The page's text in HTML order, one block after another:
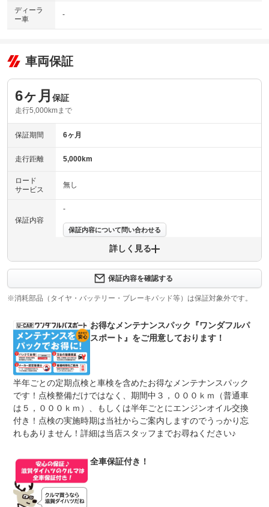
ディーラ
ー車
-
車両保証
6ヶ月 保証
走行5,000kmまで
保証期間 6ヶ月
走行距離 5,000km
ロード
サービス
無し
保証内容
-
保証内容について問い合わせる
保証項目
新車メーカー保証に準じた保証（エンジン・エアコン・ト
ランスミッション他）を６か月間（走行距離５，０００ｋ
ｍ以内）無償で受けられます。
上限金額
保証期間中の修理費用累計（税込み）が、車両販売価格
（税込み）の金額までとなります。
免責金
無し
万一の修理故障の場合、修理対応に対しての費用は必要あ
りません。（保証対象外となる項目に関しては、ご負担を
いただく場合がございます。詳しくはスタッフまでお問合
せください。）
保証修理
受付先
滋賀ダイハツの各店にて保証修理が受けられます。
整備付 法定12ヶ月または法定24ヶ月点検整備付
法定整備
について
定期点検整備：付、定期点検整備料金：車両価格に含む
詳しく見る
保証内容を確認する
※消耗部品（タイヤ・バッテリー・ブレーキパッド等）は保証対象外です。
お得なメンテナンスパック『ワンダフルパ
スポート』をご用意しております！
半年ごとの定期点検と車検を含めたお得なメンテナンスパック
です！点検整備だけではなく、期間中３，０００ｋｍ（普通車
は５，０００ｋｍ）、もしくは半年ごとにエンジンオイル交換
付き！点検の実施時期は当社からご案内しますのでうっかり忘
れもありません！詳細は当店スタッフまでお尋ねください♪
全車保証付き！